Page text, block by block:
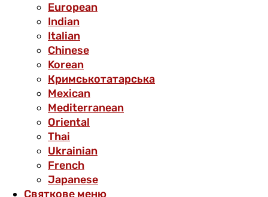
European
Indian
Italian
Chinese
Korean
Кримськотатарська
Mexican
Mediterranean
Oriental
Thai
Ukrainian
French
Japanese
Святкове меню